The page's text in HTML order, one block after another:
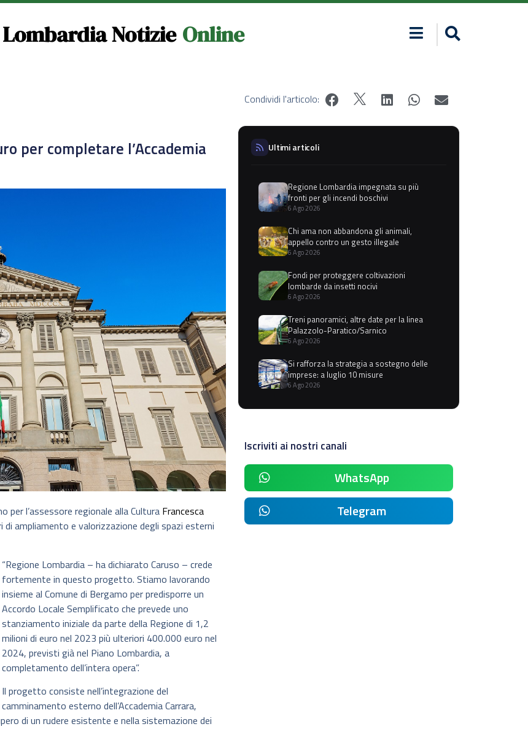
Lombardia Notizie Online
per completare l’Accademia
per l’assessore regionale alla Cultura Francesca
ampliamento e valorizzazione degli spazi esterni
“Regione Lombardia – ha dichiarato Caruso – crede
fortemente in questo progetto. Stiamo lavorando
insieme al Comune di Bergamo per predisporre un
Accordo Locale Semplificato che prevede uno
stanziamento iniziale da parte della Regione di 1,2
milioni di euro nel 2023 più ulteriori 400.000 euro nel
2024, previsti già nel Piano Lombardia, a
completamento dell’intera opera”.
Il progetto consiste nell’integrazione del
camminamento esterno dell’Accademia Carrara,
di un rudere esistente e nella sistemazione dei
Condividi l'articolo:
Ultimi articoli
Regione Lombardia impegnata su più
fronti per gli incendi boschivi
6 Ago 2026
Chi ama non abbandona gli animali,
appello contro un gesto illegale
6 Ago 2026
Fondi per proteggere coltivazioni
lombarde da insetti nocivi
6 Ago 2026
Treni panoramici, altre date per la linea
Palazzolo-Paratico/Sarnico
6 Ago 2026
Si rafforza la strategia a sostegno delle
imprese: a luglio 10 misure
6 Ago 2026
Iscriviti ai nostri canali
WhatsApp
Telegram